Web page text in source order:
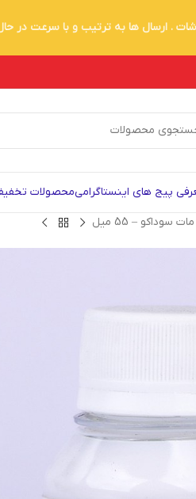
پیج های اینستاگرامیمحصولات
– 55 میل
. ارسال ها به ترتیب و با سرعت در